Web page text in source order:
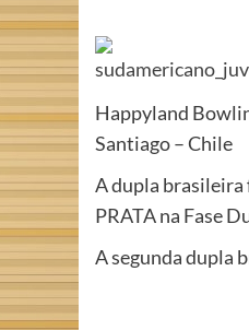
Happyland
Santiago – Chile
A dupla
PRATA na Fase
A segunda dupla